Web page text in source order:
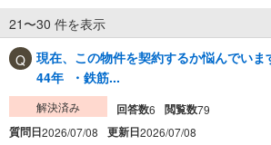
21〜30 件を表示
現在、この物件を契約するか悩んでい
44年 ・鉄筋...
解決済み 回答数6 閲覧数79
質問日2026/07/08 更新日2026/07/08